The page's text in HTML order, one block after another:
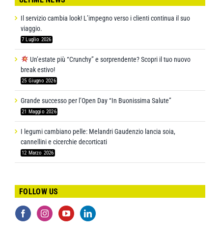
Il servizio cambia look! L’impegno verso i clienti continua il suo
viaggio.
7 Luglio 2026
Un’estate più “Crunchy” e sorprendente? Scopri il tuo nuovo
break estivo!
25 Giugno 2026
Grande successo per l’Open Day “In Buonissima Salute”
21 Maggio 2026
I legumi cambiano pelle: Melandri Gaudenzio lancia soia,
cannellini e cicerchie decorticati
12 Marzo 2026
FOLLOW US